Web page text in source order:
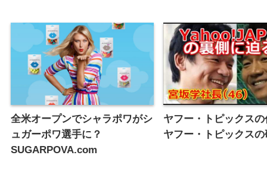
全米オープンでシャラポワがシ
ュガーポワ選手に？
SUGARPOVA.com
ヤフー・トピックス
ヤフー・トピックス